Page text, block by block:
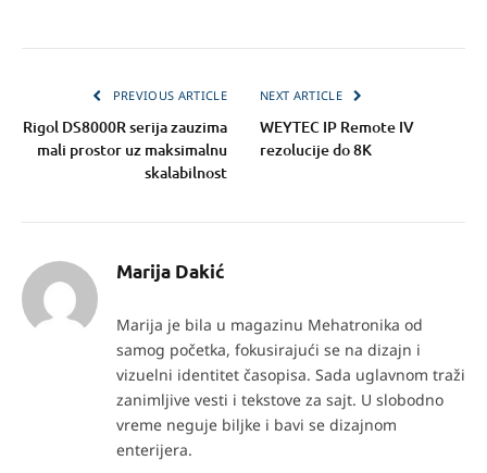
PREVIOUS ARTICLE
Rigol DS8000R serija zauzima
mali prostor uz maksimalnu
skalabilnost
NEXT ARTICLE
WEYTEC IP Remote IV
rezolucije do 8K
Marija Dakić
Marija je bila u magazinu Mehatronika od
samog početka, fokusirajući se na dizajn i
vizuelni identitet časopisa. Sada uglavnom traži
zanimljive vesti i tekstove za sajt. U slobodno
vreme neguje biljke i bavi se dizajnom
enterijera.